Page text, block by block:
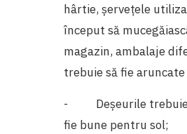
hârtie, șervețele
început să
magazin, ambalaje
trebuie să fie
-
Deșeurile
fie bune pentru sol;